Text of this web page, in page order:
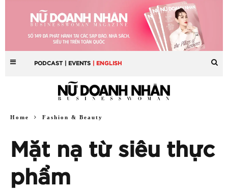
PODCAST | EVENTS | ENGLISH
Home Fashion & Beauty
Mặt nạ từ siêu thực
phẩm